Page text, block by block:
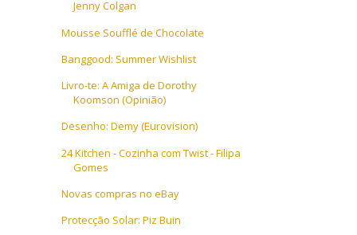
Jenny Colgan
Mousse Soufflé de Chocolate
Banggood: Summer Wishlist
Livro-te: A Amiga de Dorothy
Koomson (Opinião)
Desenho: Demy (Eurovision)
24 Kitchen - Cozinha com Twist - Filipa
Gomes
Novas compras no eBay
Protecção Solar: Piz Buin